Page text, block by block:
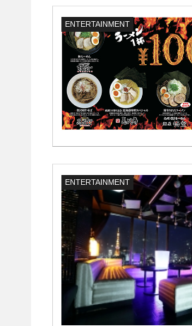
ENTERTAINMENT
ENTERTAINMENT